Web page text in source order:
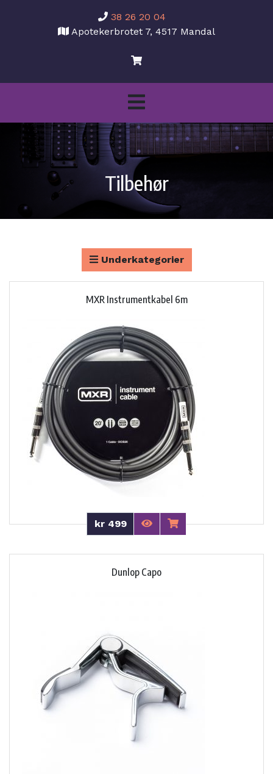
38 26 20 04
Apotekerbrotet 7, 4517 Mandal
Tilbehør
Underkategorier
MXR Instrumentkabel 6m
kr 499
Dunlop Capo